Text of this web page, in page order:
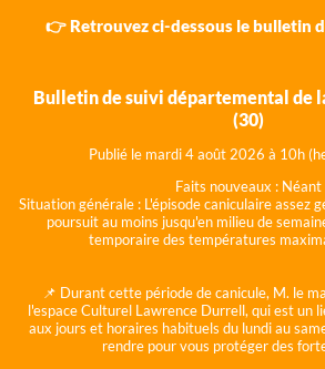
👉 Retrouvez ci-dessous le bulletin
Bulletin de suivi départemental de
(30)
Publié le mardi 4 août 2026 à 10h
Faits nouveaux : Néant
Situation générale : L'épisode caniculaire assez
poursuit au moins jusqu'en milieu de
temporaire des températures
📌 Durant cette période de canicule, M. le
l'espace Culturel Lawrence Durrell, qui est un
aux jours et horaires habituels du lundi au
rendre pour vous protéger des